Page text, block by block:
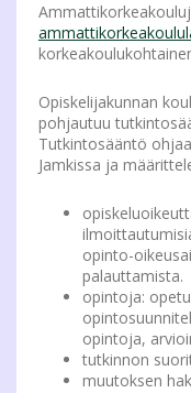
Opiskelijakunnan
pohjautuu
Tutkintosääntö
Jamkissa ja
opinto-
palauttamista.
opintoja:
opintoja,
tutkinnon
muutoksen